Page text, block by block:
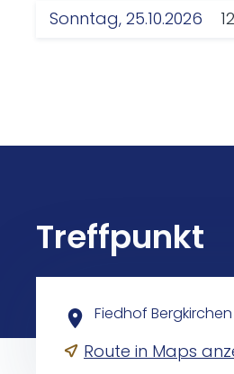
Sonntag, 25.10.2026
Treffpunkt
Fiedhof Bergkirchen
Route in Maps